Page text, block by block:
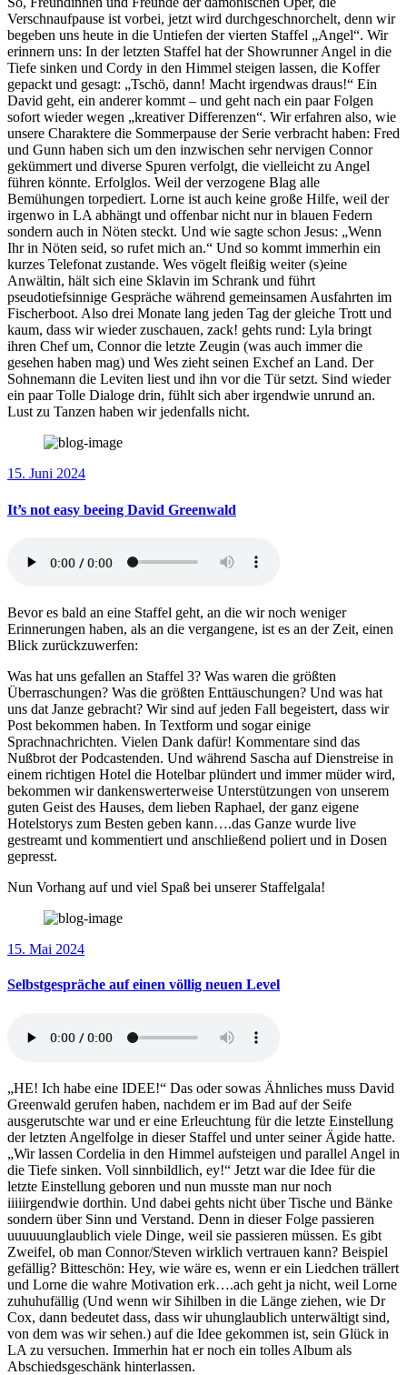
Verschnaufpause ist vorbei, jetzt wird durchgeschnorchelt, denn wir
begeben uns heute in die Untiefen der vierten Staffel „Angel“. Wir
erinnern uns: In der letzten Staffel hat der Showrunner Angel in die
Tiefe sinken und Cordy in den Himmel steigen lassen, die Koffer
gepackt und gesagt: „Tschö, dann! Macht irgendwas draus!“ Ein
David geht, ein anderer kommt – und geht nach ein paar Folgen
sofort wieder wegen „kreativer Differenzen“. Wir erfahren also, wie
unsere Charaktere die Sommerpause der Serie verbracht haben: Fred
und Gunn haben sich um den inzwischen sehr nervigen Connor
gekümmert und diverse Spuren verfolgt, die vielleicht zu Angel
führen könnte. Erfolglos. Weil der verzogene Blag alle
Bemühungen torpediert. Lorne ist auch keine große Hilfe, weil der
irgenwo in LA abhängt und offenbar nicht nur in blauen Federn
sondern auch in Nöten steckt. Und wie sagte schon Jesus: „Wenn
Ihr in Nöten seid, so rufet mich an.“ Und so kommt immerhin ein
kurzes Telefonat zustande. Wes vögelt fleißig weiter (s)eine
Anwältin, hält sich eine Sklavin im Schrank und führt
pseudotiefsinnige Gespräche während gemeinsamen Ausfahrten im
Fischerboot. Also drei Monate lang jeden Tag der gleiche Trott und
kaum, dass wir wieder zuschauen, zack! gehts rund: Lyla bringt
ihren Chef um, Connor die letzte Zeugin (was auch immer die
gesehen haben mag) und Wes zieht seinen Exchef an Land. Der
Sohnemann die Leviten liest und ihn vor die Tür setzt. Sind wieder
ein paar Tolle Dialoge drin, fühlt sich aber irgendwie unrund an.
Lust zu Tanzen haben wir jedenfalls nicht.
15. Juni 2024
It’s not easy beeing David Greenwald
Bevor es bald an eine Staffel geht, an die wir noch weniger
Erinnerungen haben, als an die vergangene, ist es an der Zeit, einen
Blick zurückzuwerfen:
Was hat uns gefallen an Staffel 3? Was waren die größten
Überraschungen? Was die größten Enttäuschungen? Und was hat
uns dat Janze gebracht? Wir sind auf jeden Fall begeistert, dass wir
Post bekommen haben. In Textform und sogar einige
Sprachnachrichten. Vielen Dank dafür! Kommentare sind das
Nußbrot der Podcastenden. Und während Sascha auf Dienstreise in
einem richtigen Hotel die Hotelbar plündert und immer müder wird,
bekommen wir dankenswerterweise Unterstützungen von unserem
guten Geist des Hauses, dem lieben Raphael, der ganz eigene
Hotelstorys zum Besten geben kann….das Ganze wurde live
gestreamt und kommentiert und anschließend poliert und in Dosen
gepresst.
Nun Vorhang auf und viel Spaß bei unserer Staffelgala!
15. Mai 2024
Selbstgespräche auf einen völlig neuen Level
„HE! Ich habe eine IDEE!“ Das oder sowas Ähnliches muss David
Greenwald gerufen haben, nachdem er im Bad auf der Seife
ausgerutschte war und er eine Erleuchtung für die letzte Einstellung
der letzten Angelfolge in dieser Staffel und unter seiner Ägide hatte.
„Wir lassen Cordelia in den Himmel aufsteigen und parallel Angel in
die Tiefe sinken. Voll sinnbildlich, ey!“ Jetzt war die Idee für die
letzte Einstellung geboren und nun musste man nur noch
iiiiirgendwie dorthin. Und dabei gehts nicht über Tische und Bänke
sondern über Sinn und Verstand. Denn in dieser Folge passieren
uuuuuunglaublich viele Dinge, weil sie passieren müssen. Es gibt
Zweifel, ob man Connor/Steven wirklich vertrauen kann? Beispiel
gefällig? Bitteschön: Hey, wie wäre es, wenn er ein Liedchen trällert
und Lorne die wahre Motivation erk….ach geht ja nicht, weil Lorne
zuhuhufällig (Und wenn wir Sihilben in die Länge ziehen, wie Dr
Cox, dann bedeutet dass, dass wir uhunglaublich unterwältigt sind,
von dem was wir sehen.) auf die Idee gekommen ist, sein Glück in
LA zu versuchen. Immerhin hat er noch ein tolles Album als
Abschiedsgeschänk hinterlassen.